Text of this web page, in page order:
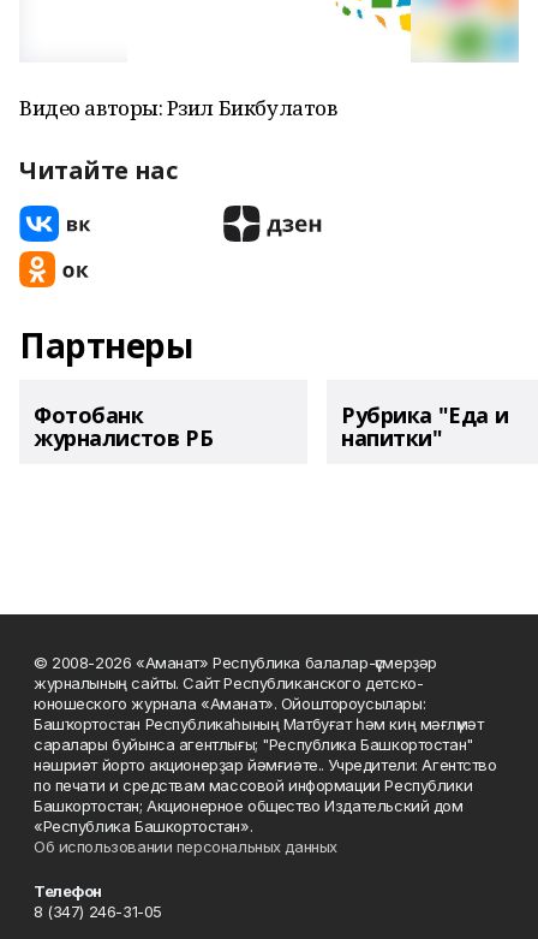
Видео авторы: Рәзил Бикбулатов
Читайте нас
Партнеры
Фотобанк
журналистов РБ
Рубрика "Еда и
напитки"
© 2008-2026 «Аманат» Республика балалар-үҫмерҙәр
журналының сайты. Сайт Республиканского детско-
юношеского журнала «Аманат». Ойоштороусылары:
Башҡортостан Республикаһының Матбуғат һәм киң мәғлүмәт
саралары буйынса агентлығы; "Республика Башкортостан"
нәшриәт йорто акционерҙар йәмғиәте.. Учредители: Агентство
по печати и средствам массовой информации Республики
Башкортостан; Акционерное общество Издательский дом
«Республика Башкортостан».
Об использовании персональных данных
Телефон
8 (347) 246-31-05